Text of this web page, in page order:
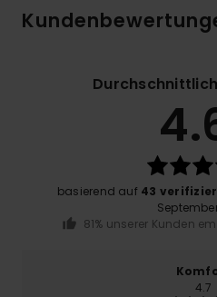
basierend auf 43
81% unserer Kunden
4.7